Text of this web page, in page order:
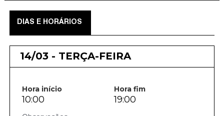
DIAS E HORÁRIOS
14/03 - TERÇA-FEIRA
Hora início Hora fim
10:00 19:00